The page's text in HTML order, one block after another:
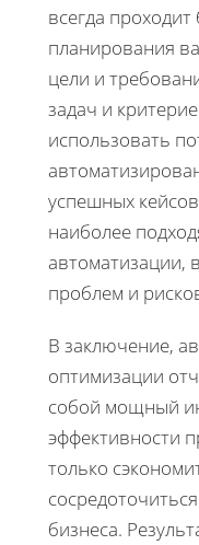
всегда проходит
планирования
цели и
задач и
использовать
успешных
наиболее
автоматизации,
проблем и
В заключение,
оптимизации
собой мощный
эффективности
только
бизнеса.